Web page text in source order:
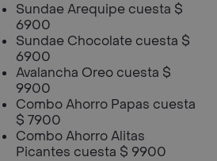
Sundae Arequipe cuesta $
6900
Sundae Chocolate cuesta $
6900
Avalancha Oreo cuesta $
9900
Combo Ahorro Papas cuesta
$ 7900
Combo Ahorro Alitas
Picantes cuesta $ 9900